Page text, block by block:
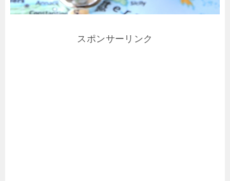
スポンサーリンク